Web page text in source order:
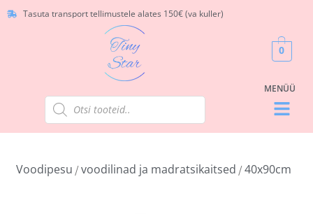
Tasuta transport tellimustele alates 150€ (va kuller)
0
Voodipesu /voodilinad ja madratsikaitsed /40x90cm